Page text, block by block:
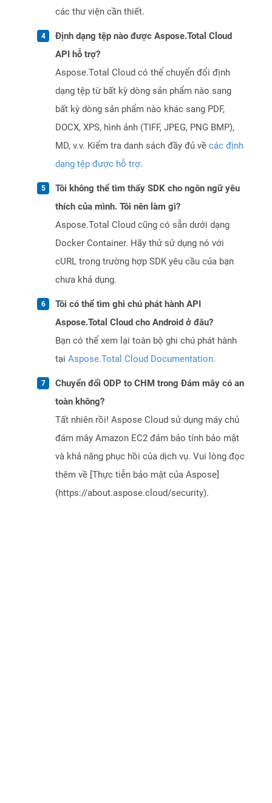
các thư viện cần thiết.
Định dạng tệp nào được Aspose.Total Cloud
API hỗ trợ?
Aspose.Total Cloud có thể chuyển đổi định
dạng tệp từ bất kỳ dòng sản phẩm nào sang
bất kỳ dòng sản phẩm nào khác sang PDF,
DOCX, XPS, hình ảnh (TIFF, JPEG, PNG BMP),
MD, v.v. Kiểm tra danh sách đầy đủ về các định
dạng tệp được hỗ trợ.
Tôi không thể tìm thấy SDK cho ngôn ngữ yêu
thích của mình. Tôi nên làm gì?
Aspose.Total Cloud cũng có sẵn dưới dạng
Docker Container. Hãy thử sử dụng nó với
cURL trong trường hợp SDK yêu cầu của bạn
chưa khả dụng.
Tôi có thể tìm ghi chú phát hành API
Aspose.Total Cloud cho Android ở đâu?
Bạn có thể xem lại toàn bộ ghi chú phát hành
tại Aspose.Total Cloud Documentation.
Chuyển đổi ODP to CHM trong Đám mây có an
toàn không?
Tất nhiên rồi! Aspose Cloud sử dụng máy chủ
đám mây Amazon EC2 đảm bảo tính bảo mật
và khả năng phục hồi của dịch vụ. Vui lòng đọc
thêm về [Thực tiễn bảo mật của Aspose]
(https://about.aspose.cloud/security).